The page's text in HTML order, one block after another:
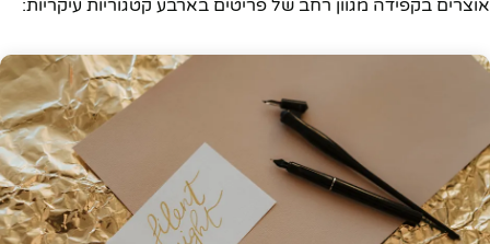
אוצרים בקפידה מגוון רחב של פריטים בארבע קטגוריות עיקריות: